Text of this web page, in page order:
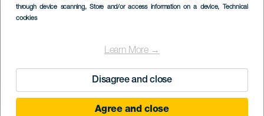
through device scanning, Store and/or access information on a device, Technical
cookies
Learn More →
Disagree and close
Agree and close